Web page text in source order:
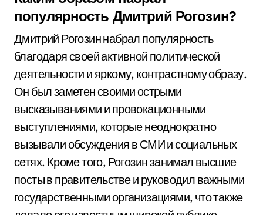
популярность Дмитрий Рогозин?
Дмитрий Рогозин набрал популярность
благодаря своей активной политической
деятельности и яркому, контрастному образу.
Он был заметен своими острыми
высказываниями и провокационными
выступлениями, которые неоднократно
вызывали обсуждения в СМИ и социальных
сетях. Кроме того, Рогозин занимал высшие
посты в правительстве и руководил важными
государственными организациями, что также